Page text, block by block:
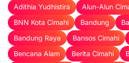
Adithia Yudhistira Alun-Alun
BNN Kota Cimahi
Bandung
Bandung Raya
Bansos Cimahi
Bencana Alam
Berita Cimahi